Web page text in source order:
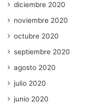
diciembre 2020
noviembre 2020
octubre 2020
septiembre 2020
agosto 2020
julio 2020
junio 2020